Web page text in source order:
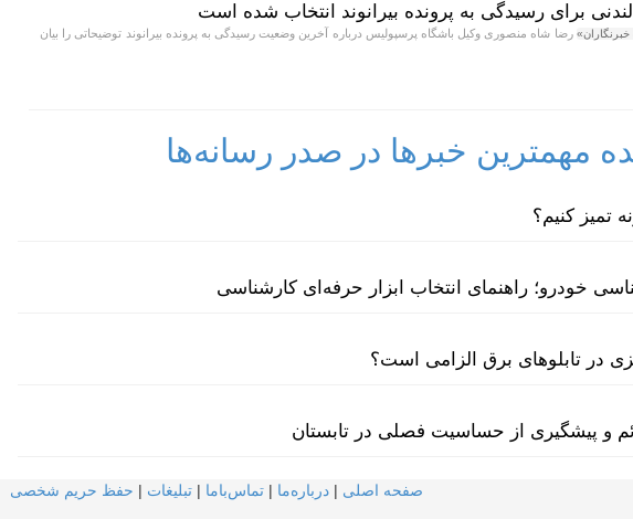
لندنی برای رسیدگی به پرونده بیرانوند انتخاب شده است
خبرنگاران» رضا شاه منصوری وکیل باشگاه پرسپولیس درباره آخرین وضعیت رسیدگی به پرونده بیرانوند توضیحاتی را بیان
مهمترین خبرها در صدر رسانه‌ها
تمیز کنیم؟
خودرو؛ راهنمای انتخاب ابزار حرفه‌ای کارشناسی
در تابلوهای برق الزامی است؟
و پیشگیری از حساسیت فصلی در تابستان
صفحه اصلی | درباره‌ما | تماس‌با‌ما | تبلیغات | حفظ حریم شخصی